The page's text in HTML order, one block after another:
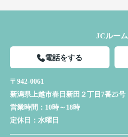
JCルーム
電話をする
〒942-0061
新潟県上越市春日新田２丁目7番25号
営業時間： 10時～18時
定休日： 水曜日